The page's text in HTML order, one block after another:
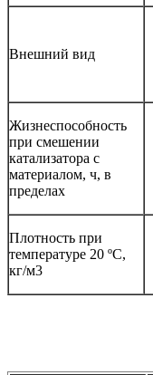
Внешний вид
Жизнеспособность
при смешении
катализатора с
материалом, ч, в
пределах
Плотность при
температуре 20 ºС,
кг/м3